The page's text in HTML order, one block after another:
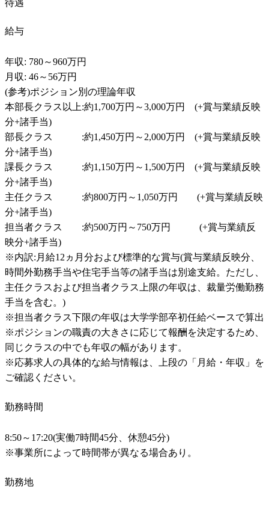
待遇
給与
年収: 780～960万円
月収: 46～56万円
(参考)ポジション別の理論年収
本部長クラス以上:約1,700万円～3,000万円　(+賞与業績反映
分+諸手当)
部長クラス　　　:約1,450万円～2,000万円　(+賞与業績反映
分+諸手当)
課長クラス　　　:約1,150万円～1,500万円　(+賞与業績反映
分+諸手当)
主任クラス　　　:約800万円～1,050万円　　(+賞与業績反映
分+諸手当)
担当者クラス　　:約500万円～750万円　　　(+賞与業績反
映分+諸手当)
※内訳:月給12ヵ月分および標準的な賞与(賞与業績反映分、
時間外勤務手当や住宅手当等の諸手当は別途支給。ただし、
主任クラスおよび担当者クラス上限の年収は、裁量労働勤務
手当を含む。)
※担当者クラス下限の年収は大学学部卒初任給ベースで算出
※ポジションの職責の大きさに応じて報酬を決定するため、
同じクラスの中でも年収の幅があります。
※応募求人の具体的な給与情報は、上段の「月給・年収」を
ご確認ください。
勤務時間
8:50～17:20(実働7時間45分、休憩45分)
※事業所によって時間帯が異なる場合あり。
勤務地